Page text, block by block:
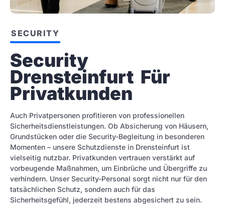
SECURITY
Security
Drensteinfurt  Für
Privatkunden
Auch Privatpersonen profitieren von professionellen
Sicherheitsdienstleistungen. Ob Absicherung von Häusern,
Grundstücken oder die Security-Begleitung in besonderen
Momenten – unsere Schutzdienste in Drensteinfurt ist
vielseitig nutzbar. Privatkunden vertrauen verstärkt auf
vorbeugende Maßnahmen, um Einbrüche und Übergriffe zu
verhindern. Unser Security-Personal sorgt nicht nur für den
tatsächlichen Schutz, sondern auch für das
Sicherheitsgefühl, jederzeit bestens abgesichert zu sein.